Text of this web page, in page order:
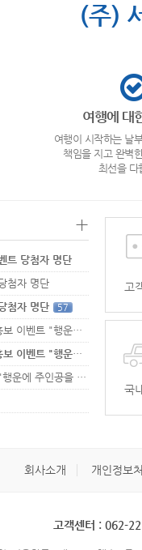
(주)
여행에 대
여행이 시작하는 날
책임을 지고 완벽
최선을 다
+
트 당첨자 명단
첨자 명단
첨자 명단
57
[무안공항 활성화-2탄] 여강[리장] 전세기 홍보 이벤트 "행운에 주인공…
[무안공항 활성화-2탄] 여강[리장] 전세기 홍보 이벤트 "행운에 주인공…
[무안공항 활성화] 가을전세기 홍보 이벤트 "행운에 주인공을 찾습니다."
고
국
회사소개 개인정보
고객센터 : 062-